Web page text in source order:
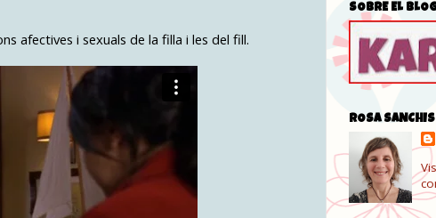
afectives i sexuals de la filla i les del fill.
SOBRE EL
ROSA SANCHIS